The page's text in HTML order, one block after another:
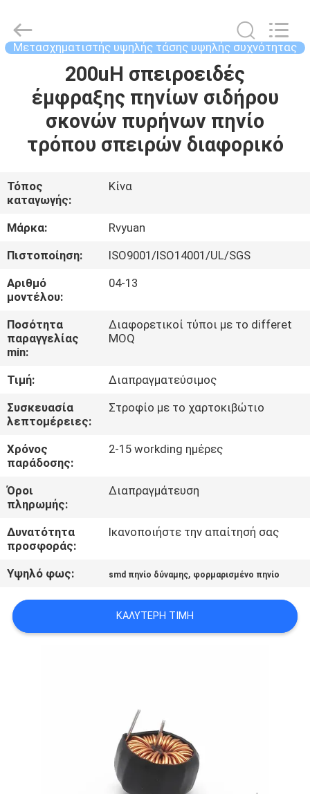
ΠΡΟΪΌΝΤΑ
ΒΊΝΤΕΟ
ΠΕΡΊΠΟΥ
ΕΜΕΊΣ
ΓΎΡΟΣ
ΕΡΓΟΣΤΑΣΊΩΝ
ΠΟΙΟΤΙΚΌΣ
ΜΑΣ
ΕΛΆΤΕ
ΣΕ
ΕΠΑΦΉ
ΜΕ
ΕΙΔΉΣΕΙΣ
ΑΠΌΣΠΑΣΜΑ
Material
Co,.Ltd.
All
Rights
Μετασχηματιστής υψηλής τάσης υψηλής συχνότητας
200uH σπειροειδές
έμφραξης πηνίων σιδήρου
σκονών πυρήνων πηνίο
τρόπου σπειρών διαφορικό
Τόπος
καταγωγής:
Κίνα
Μάρκα:
Rvyuan
Πιστοποίηση:
ISO9001/ISO14001/UL/SGS
Αριθμό
μοντέλου:
04-13
Ποσότητα
παραγγελίας
min:
Διαφορετικοί τύποι με το differet
MOQ
Τιμή:
Διαπραγματεύσιμος
Συσκευασία
λεπτομέρειες:
Στροφίο με το χαρτοκιβώτιο
Χρόνος
παράδοσης:
2-15 workding ημέρες
Όροι
πληρωμής:
Διαπραγμάτευση
Δυνατότητα
προσφοράς:
Ικανοποιήστε την απαίτησή σας
Υψηλό φως: smd πηνίο δύναμης, φορμαρισμένο πηνίο
ΚΑΛΎΤΕΡΗ ΤΙΜΉ